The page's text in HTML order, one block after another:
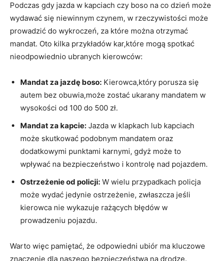
Podczas gdy jazda w kapciach czy boso na co dzień może
wydawać się niewinnym czynem, w rzeczywistości może
prowadzić do wykroczeń, za które można otrzymać
mandat. Oto kilka przykładów kar,które mogą spotkać
nieodpowiednio ubranych kierowców:
Mandat za jazdę boso: Kierowca,który porusza się
autem bez obuwia,może zostać ukarany mandatem w
wysokości od 100 do 500 zł.
Mandat za kapcie: Jazda w klapkach lub kapciach
może skutkować podobnym mandatem oraz
dodatkowymi punktami karnymi, gdyż może to
wpływać na bezpieczeństwo i kontrolę nad pojazdem.
Ostrzeżenie od policji: W wielu przypadkach policja
może wydać jedynie ostrzeżenie, zwłaszcza jeśli
kierowca nie wykazuje rażących błędów w
prowadzeniu pojazdu.
Warto więc pamiętać, że odpowiedni ubiór ma kluczowe
znaczenie dla naszego bezpieczeństwa na drodze.